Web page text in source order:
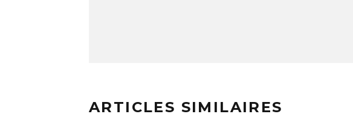
ARTICLES SIMILAIRES